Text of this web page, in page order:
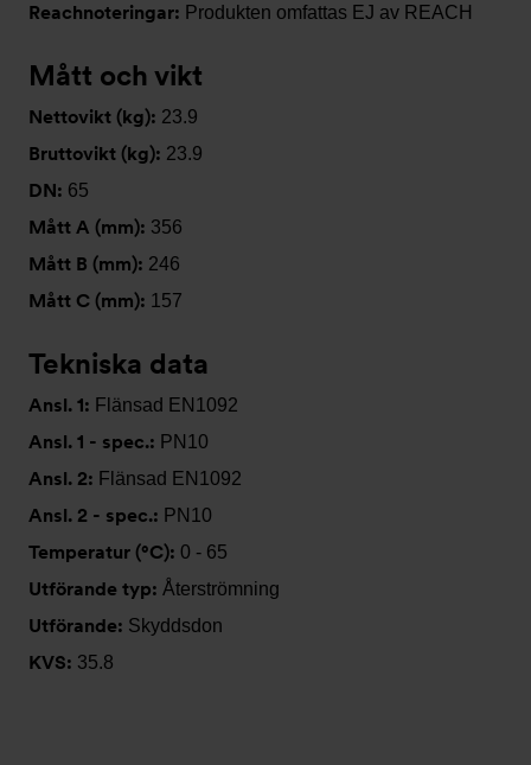
Reachnoteringar: Produkten omfattas EJ av REACH
Mått och vikt
Nettovikt (kg): 23.9
Bruttovikt (kg): 23.9
DN: 65
Mått A (mm): 356
Mått B (mm): 246
Mått C (mm): 157
Tekniska data
Ansl. 1: Flänsad EN1092
Ansl. 1 - spec.: PN10
Ansl. 2: Flänsad EN1092
Ansl. 2 - spec.: PN10
Temperatur (°C): 0 - 65
Utförande typ: Återströmning
Utförande: Skyddsdon
KVS: 35.8